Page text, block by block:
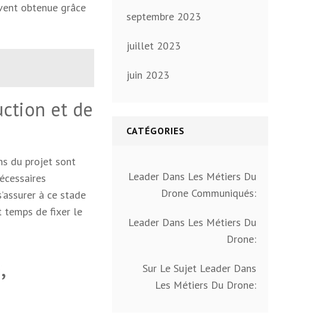
obtenue grâce
et de
du projet sont
à ce stade
temps de fixer le
septembre 2023
juillet 2023
juin 2023
CATÉGORIES
Leader Dans Les Métiers Du
Drone Communiqués:
Leader Dans Les Métiers Du
Drone:
Sur Le Sujet Leader Dans
Les Métiers Du Drone: